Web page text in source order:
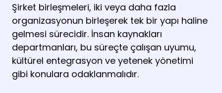
Şirket birleşmeleri, iki veya daha fazla
organizasyonun birleşerek tek bir yapı haline
gelmesi sürecidir. İnsan kaynakları
departmanları, bu süreçte çalışan uyumu,
kültürel entegrasyon ve yetenek yönetimi
gibi konulara odaklanmalıdır.